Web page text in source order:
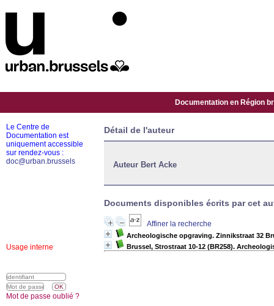
Documentation en Région
Détail de l'auteur
Auteur Bert Acke
Documents disponibles écrits par cet
Affiner la recherche
Archeologische opgraving. Zinnikstraat 32
Brussel, Strostraat 10-12 (BR258).
Le Centre de
Documentation est
uniquement accessible
sur rendez-vous :
doc@urban.brussels
Usage interne
Mot de passe oublié ?